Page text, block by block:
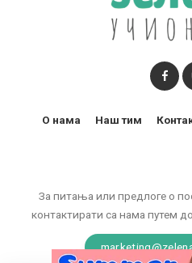
За питања или предлоге о
контактирати са нама путем
О нама Наш тим